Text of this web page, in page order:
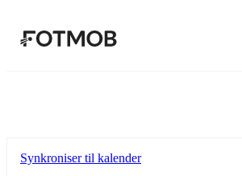
Synkroniser til kalender